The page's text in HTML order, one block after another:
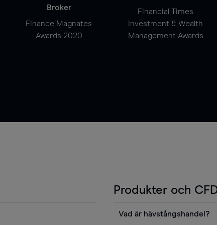
Broker
Finance Magnates
Awards 2020
Financial Times
Investment & Wealth
Management Awards
Produkter och
Vad är hävstångshandel?